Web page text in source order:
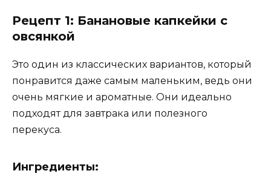
Рецепт 1: Банановые капкейки с
овсянкой
Это один из классических вариантов, который
понравится даже самым маленьким, ведь они
очень мягкие и ароматные. Они идеально
подходят для завтрака или полезного
перекуса.
Ингредиенты: